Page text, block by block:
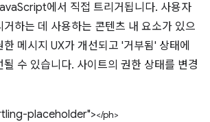
에서 직접 트리거됩니다. 사용자
거하는 데 사용하는 콘텐츠 내 요소가 있으
메시지 UX가 개선되고 '거부됨' 상태에
수 있습니다. 사이트의 권한 상태를 변경
placeholder"></ph>